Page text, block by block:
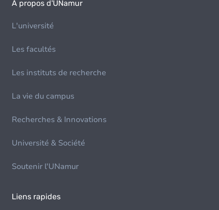
À propos d'UNamur
L'université
Les facultés
Les instituts de recherche
La vie du campus
Recherches & Innovations
Université & Société
Soutenir l'UNamur
Liens rapides